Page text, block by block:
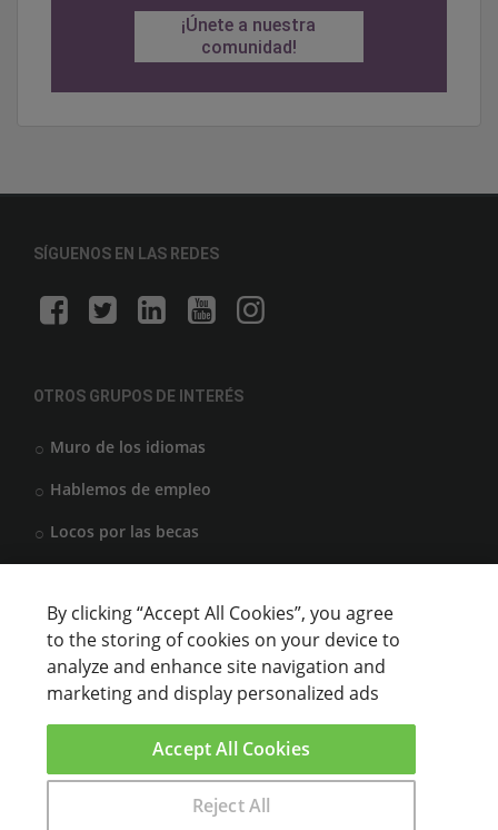
¡Únete a nuestra
comunidad!
SÍGUENOS EN LAS REDES
OTROS GRUPOS DE INTERÉS
Muro de los idiomas
Hablemos de empleo
Locos por las becas
CENTROS DE FORMACIÓN
Anunciar cursos
USUARIOS
Aviso legal
By clicking “Accept All Cookies”, you agree
to the storing of cookies on your device to
analyze and enhance site navigation and
marketing and display personalized ads
Reject All
Accept All Cookies